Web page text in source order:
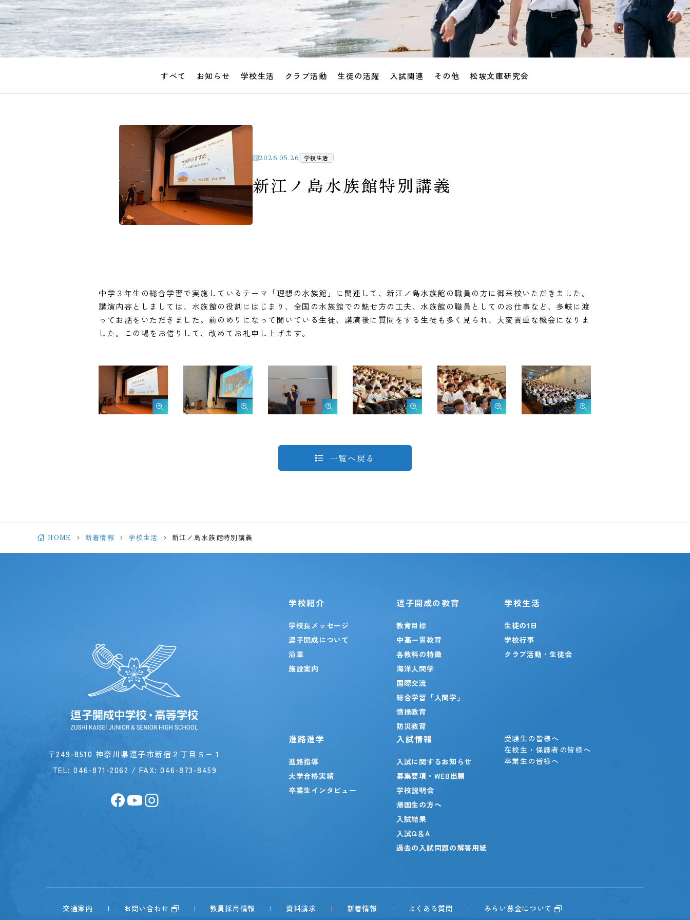
すべて お知らせ 学校生活 クラブ活動 生徒の活躍 入試関連 その他 松坡文庫研究会
2026.05.26 学校生活
新江ノ島水族館特別講義
中学３年生の総合学習で実施しているテーマ「理想の水族館」に関連して、新江ノ島水族館の職員の方に御来校いただきました。
講演内容としましては、水族館の役割にはじまり、全国の水族館での魅せ方の工夫、水族館の職員としてのお仕事など、多岐に渡
ってお話をいただきました。前のめりになって聞いている生徒、講演後に質問をする生徒も多く見られ、大変貴重な機会になりま
した。この場をお借りして、改めてお礼申し上げます。
一覧へ戻る
HOME 新着情報 学校生活 新江ノ島水族館特別講義
〒249-8510 神奈川県逗子市新宿２丁目５−１
TEL:046-871-2062 / FAX: 046-873-8459
受験生の皆様へ
在校生・保護者の皆様へ
卒業生の皆様へ
学校紹介
学校長メッセージ
逗子開成について
沿革
施設案内
逗子開成の教育
教育目標
中高一貫教育
各教科の特徴
海洋人間学
国際交流
総合学習「人間学」
情操教育
防災教育
学校生活
生徒の1日
学校行事
クラブ活動・生徒会
進路進学
進路指導
大学合格実績
卒業生インタビュー
入試情報
入試に関するお知らせ
募集要項・WEB出願
学校説明会
帰国生の方へ
入試結果
入試Q＆A
過去の入試問題の解答用紙
交通案内 お問い合わせ 教員採用情報 資料請求 新着情報 よくある質問 みらい募金について